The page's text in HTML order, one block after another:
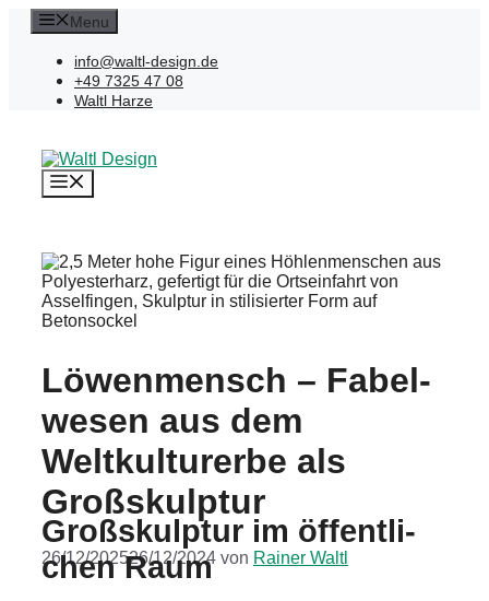
Zum
Inhalt
springen
Menu
info@waltl-design.de
+49 7325 47 08
Waltl Harze
Löwen­mensch – Fabel­
we­sen aus dem
Weltkul­tur­er­be als
Großskulp­tur
26/12/202526/12/2024 von Rainer Waltl
Großskulp­tur im öffent­li­
chen Raum